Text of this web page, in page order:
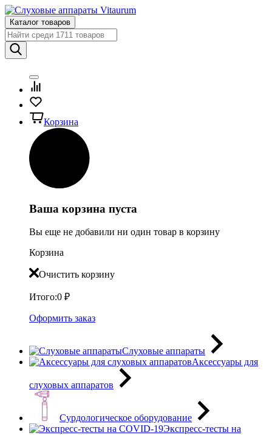
Каталог товаров
Корзина
Ваша корзина пуста
Вы еще не добавили ни один товар в корзину
Корзина
Очистить корзину
Итого:0 ₽
Оформить заказ
Слуховые аппараты
Аксессуары для
слуховых аппаратов
Сурдологическое оборудование
Экспресс-тесты на